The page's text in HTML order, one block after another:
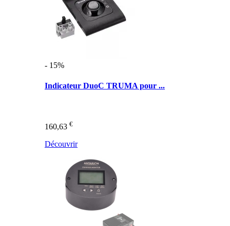
- 15%
Indicateur DuoC TRUMA pour ...
160,63 €
Découvrir